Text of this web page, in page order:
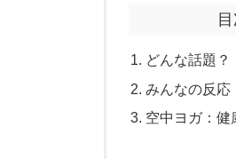
どんな話題？
みんなの反応
空中ヨガ：健